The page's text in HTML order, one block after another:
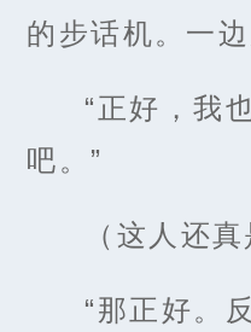
的步话机。一
“正好，我
吧。”
（这人还
“那正好。